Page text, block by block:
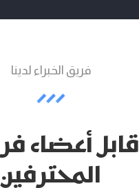
فريق الخبراء لدينا
قابل أعضاء
المحترفين